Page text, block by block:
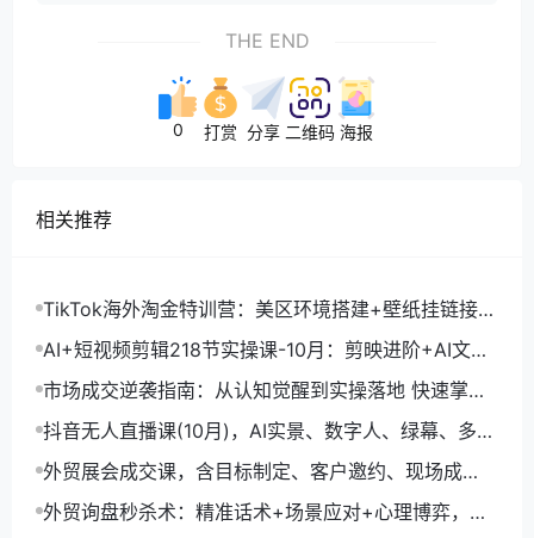
THE END
0 打赏 分享 二维码 海报
相关推荐
TikTok海外淘金特训营：美区环境搭建+壁纸挂链接
+剪映数字人，月入1.5万
AI+短视频剪辑218节实操课-10月：剪映进阶+AI文案
生成+账号运营，月入2万
市场成交逆袭指南：从认知觉醒到实操落地 快速掌握
市场开拓与成交核心能力
抖音无人直播课(10月)，AI实景、数字人、绿幕、多种
玩法、24小时自动盈利
外贸展会成交课，含目标制定、客户邀约、现场成
交，系统化SOP提升参展ROI
外贸询盘秒杀术：精准话术+场景应对+心理博弈，单